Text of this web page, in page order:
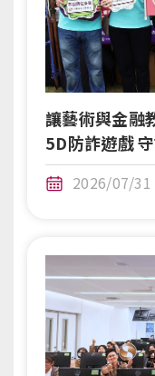
讓藝術與金融
5D防詐遊戲
2026/07/31